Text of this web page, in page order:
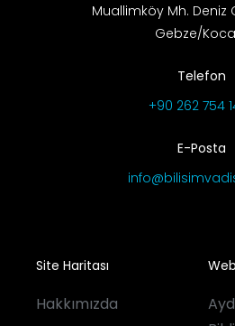
Muallimköy Mh. Deniz
Gebze/
Telefon
+90 262 754
E-Posta
Site Haritası
Hakkımızda